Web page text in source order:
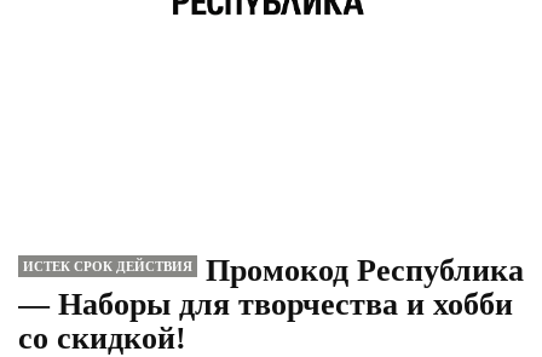
ИСТЕК СРОК ДЕЙСТВИЯ
Промокод Республика
— Наборы для творчества и хобби
со скидкой!